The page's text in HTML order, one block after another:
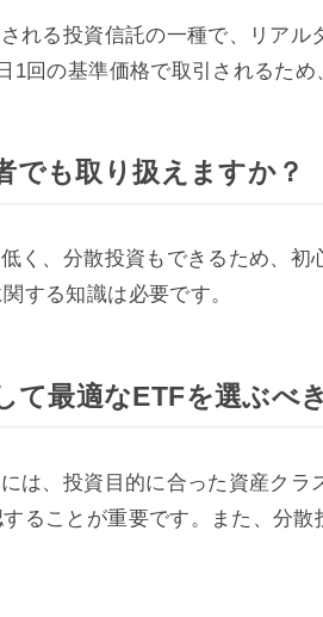
れる投資信託の一種で、リアル
1回の基準価格で取引されるため
でも取り扱えますか？
く、分散投資もできるため、
する知識は必要です。
て最適なETFを選ぶべ
は、投資目的に合った資産ク
ることが重要です。また、分散